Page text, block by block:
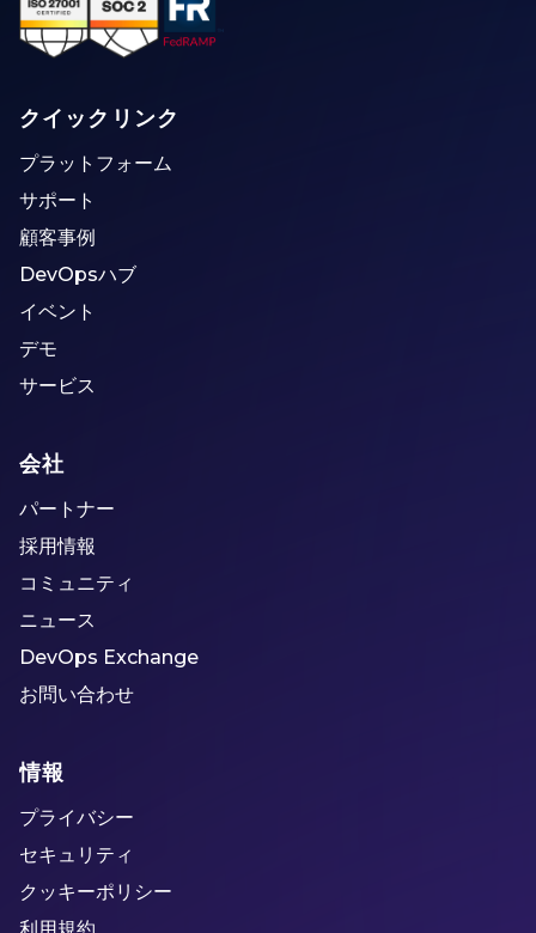
クイックリンク
プラットフォーム
サポート
顧客事例
DevOpsハブ
イベント
デモ
サービス
会社
パートナー
採用情報
コミュニティ
ニュース
DevOps Exchange
お問い合わせ
情報
プライバシー
セキュリティ
クッキーポリシー